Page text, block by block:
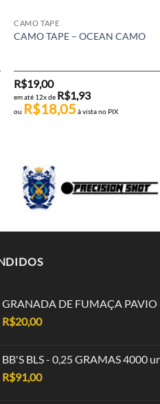
CAMO TAPE
CAMO TAPE – OCEAN CAMO
R$19,00
em até 12x de R$1,93
ou R$18,05 à vista no PIX
GRANADA DE FUMAÇA PAVIO
R$20,00
BB'S BLS - 0,25 GRAMAS 4000
R$91,00